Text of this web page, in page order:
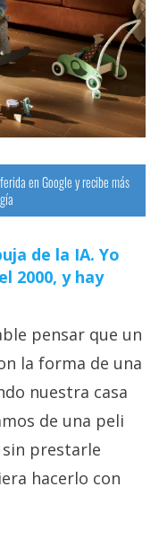
en Google y recibe más
de la IA. Yo
2000, y hay
pensar que un
la forma de una
nuestra casa
de una peli
sin prestarle
hacerlo con